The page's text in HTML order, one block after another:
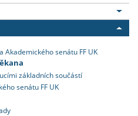
Akademického senátu FF UK
základních součástí
senátu FF UK